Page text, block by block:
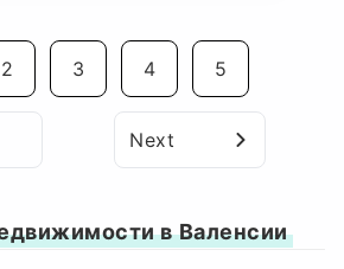
2 3 4 5
Next
в Валенсии